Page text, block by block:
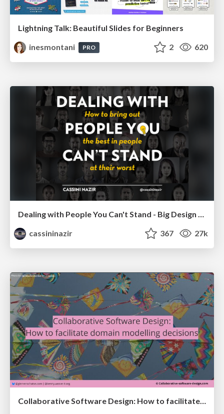
Lightning Talk: Beautiful Slides for Beginners
inesmontani
PRO 2 620
Dealing with People You Can't Stand - Big Design 2015
cassininazir
367 27k